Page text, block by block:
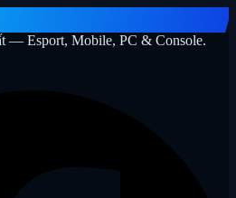
— Esport, Mobile, PC & Console.